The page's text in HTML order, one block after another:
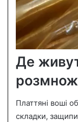
Де
Платтяні воші
складки,